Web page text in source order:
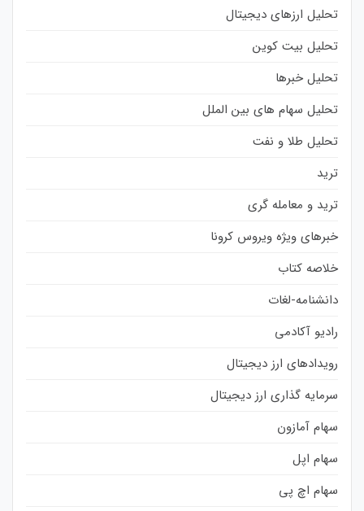
تحلیل ارزهای دیجیتال
تحلیل بیت کوین
تحلیل خبرها
تحلیل سهام های بین الملل
تحلیل طلا و نفت
ترید
ترید و معامله گری
خبرهای ویژه ویروس کرونا
خلاصه کتاب
دانشنامه-لغات
رادیو آکادمی
رویدادهای ارز دیجیتال
سرمایه گذاری ارز دیجیتال
سهام آمازون
سهام اپل
سهام اچ پی